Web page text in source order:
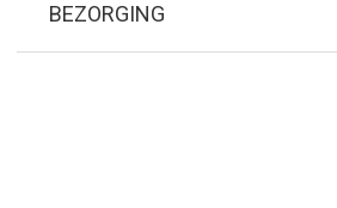
BEZORGING